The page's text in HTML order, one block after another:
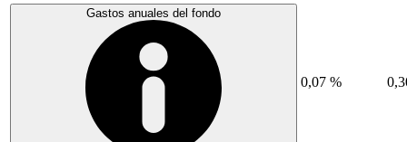
Gastos anuales del fondo
0,07 %